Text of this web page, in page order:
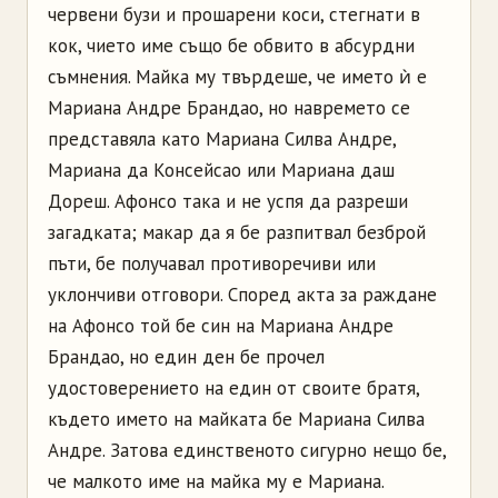
червени бузи и прошарени коси, стегнати в
кок, чието име също бе обвито в абсурдни
съмнения. Майка му твърдеше, че името ѝ е
Мариана Андре Брандао, но навремето се
представяла като Мариана Силва Андре,
Мариана да Консейсао или Мариана даш
Дореш. Афонсо така и не успя да разреши
загадката; макар да я бе разпитвал безброй
пъти, бе получавал противоречиви или
уклончиви отговори. Според акта за раждане
на Афонсо той бе син на Мариана Андре
Брандао, но един ден бе прочел
удостоверението на един от своите братя,
където името на майката бе Мариана Силва
Андре. Затова единственото сигурно нещо бе,
че малкото име на майка му е Мариана.